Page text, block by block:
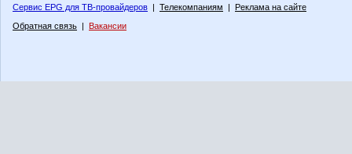
Сервис EPG для ТВ-провайдеров | Телекомпаниям | Реклама на сайте
Обратная связь | Вакансии